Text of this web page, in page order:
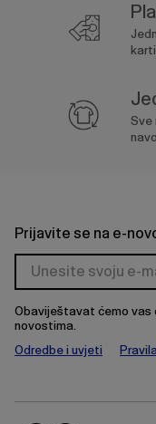
Sve
Prijavite se na e-
Obaviještavat ćemo vas
novostima.
Odredbe i uvjeti